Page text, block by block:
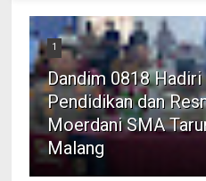
1
Dandim 0818 Hadiri
Pendidikan dan
Moerdani SMA
Malang